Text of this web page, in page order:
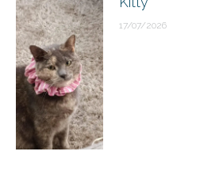
17/07/2026